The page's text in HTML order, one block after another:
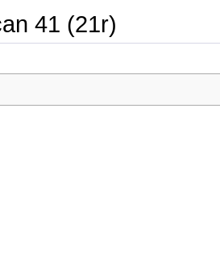
41 (21r)